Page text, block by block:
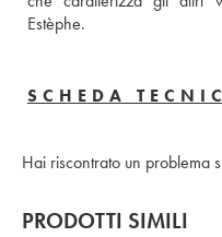
Estèphe.
SCHEDA
Hai riscontrato un problema
PRODOTTI SIMILI